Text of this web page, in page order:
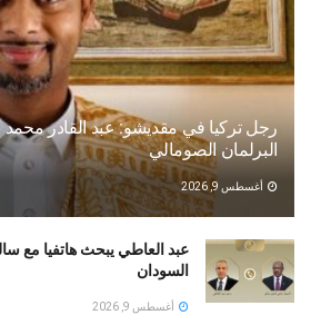
رجل تركيا في مقديشو: عبد القادر
البرلمان الصومالي
أغسطس 9, 2026
عبد العاطي يبحث هاتفيا مع
السودان
أغسطس 9, 2026